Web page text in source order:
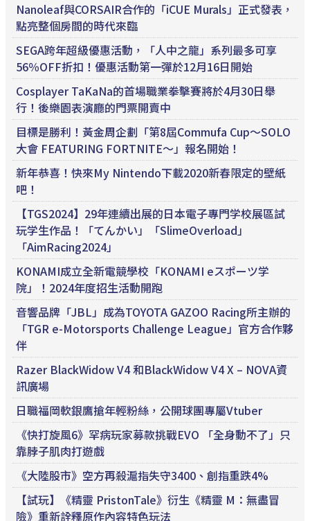
Nanoleaf與CORSAIR合作的「iCUE Murals」正式發表，
點亮整個房間的時代來臨
SEGA跨年超級優惠活動，「人中之龍」系列最多可享
56％OFF折扣！優惠活動第一彈於12月16日開始
Cosplayer TaKaNa的首場職業拳擊賽將於4月30日舉
行！後樂園表演廳的門票開賣中
目標是勝利！黃金周企劃「第8屆Commufa Cup～SOLO
大會 FEATURING FORTNITE～」報名開始！
新年恭喜！快來My Nintendo下載2020新春限定的壁紙
吧！
【TGS2024】29年連續出展的日本電子專門学校展區試
玩学生作品！「てんかい」「SlimeOverload」
「AimRacing2024」
KONAMI成立全新電競學校「KONAMI eスポーツ学
院」！2024年度招生活動開跑
音響品牌「JBL」成為TOYOTA GAZOO Racing所主辦的
「TGR e-Motorsports Challenge League」官方合作夥
伴
Razer BlackWidow V4 和BlackWidow V4 X – NOVA資
訊廣場
日職福岡軟銀鷹搶年輕粉絲，公開球團專屬Vtuber
《快打旋風6》罕病玩家募款挑戰EVO 「全身動不了」只
靠脖子肌肉打遊戲
《大陸股市》空方再殺滬指失守3400、創指重跌4%
【試玩】《精靈 PristonTale》衍生《精靈 M：無盡冒
險》重新詮釋原作內容特色玩法